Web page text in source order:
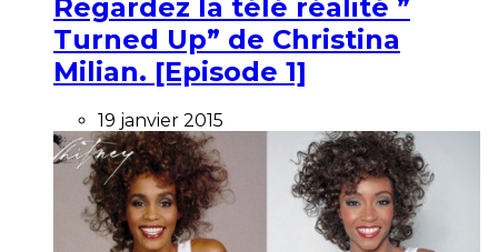
Regardez la télé réalité ”
Turned Up” de Christina
Milian. [Episode 1]
19 janvier 2015